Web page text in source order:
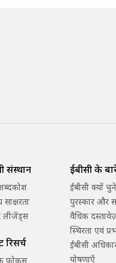
संस्थान
शब्दकोश
साक्षरता
लीजेंड्स
रिसर्च
फोकस
ईबीसी के
ईबीसी क्यों
पुरस्कार और
वैधिक
स्थिरता एवं
ईबीसी
घोषणाएँ